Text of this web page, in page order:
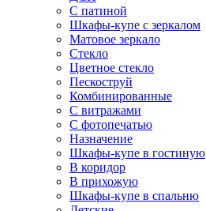
С патиной
Шкафы-купе с зеркалом
Матовое зеркало
Стекло
Цветное стекло
Пескоструй
Комбинированные
С витражами
С фотопечатью
Назначение
Шкафы-купе в гостиную
В коридор
В прихожую
Шкафы-купе в спальню